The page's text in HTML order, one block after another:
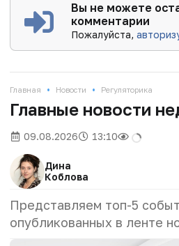
Вы не можете
комментарии
Пожалуйста,
Главная • Новости • Регуляторика
Главные новости
09.08.2026 13:10
Дина
Коблова
Представляем топ-5
опубликованных в ленте